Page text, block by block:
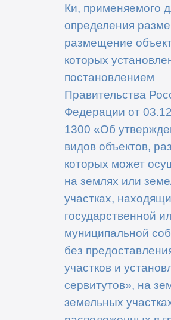
Ки, применяемого
определения
размещение
которых
постановлением
Правительства
Федерации от
1300 «Об
видов объектов,
которых может
на землях или
участках,
государственной
муниципальной
без
участков и
сервитутов», на
земельных